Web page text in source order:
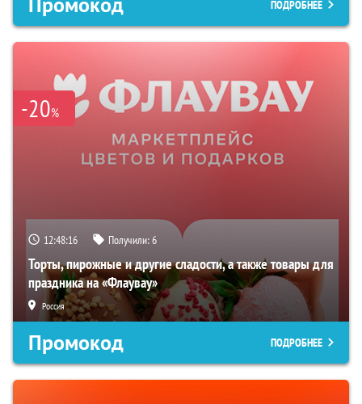
ПОДРОБНЕЕ
-20%
12:48:15 Получили:6
Торты, пирожные и другие сладости, а также товары для
праздника на «Флаувау»
Россия
Промокод ПОДРОБНЕЕ